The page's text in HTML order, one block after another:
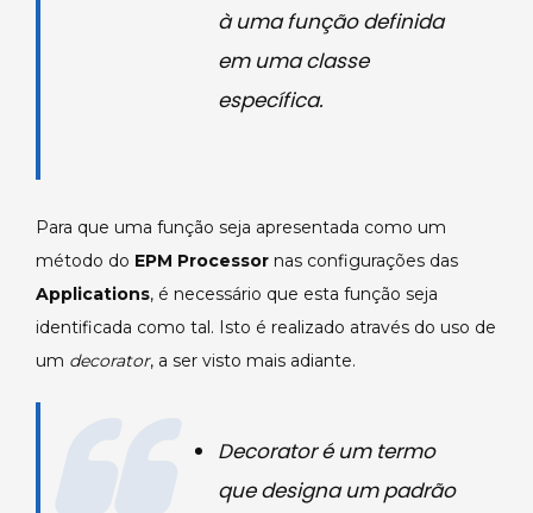
à uma função definida
em uma classe
específica.
Para que uma função seja apresentada como um
método do EPM Processor nas configurações das
Applications, é necessário que esta função seja
identificada como tal. Isto é realizado através do uso de
um decorator, a ser visto mais adiante.
Decoratoré um termo
que designa um padrão